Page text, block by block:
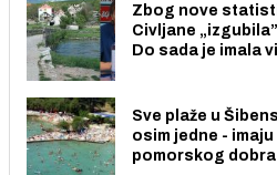
Zbog nove
Civljane
Do sada je imala
Sve plaže u
osim jedne -
pomorskog